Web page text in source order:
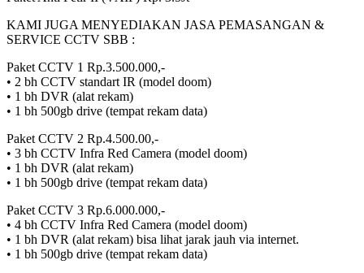
KAMI JUGA MENYEDIAKAN JASA PEMASANGAN &
SERVICE CCTV SBB :
Paket CCTV 1 Rp.3.500.000,-
• 2 bh CCTV standart IR (model doom)
• 1 bh DVR (alat rekam)
• 1 bh 500gb drive (tempat rekam data)
Paket CCTV 2 Rp.4.500.00,-
• 3 bh CCTV Infra Red Camera (model doom)
• 1 bh DVR (alat rekam)
• 1 bh 500gb drive (tempat rekam data)
Paket CCTV 3 Rp.6.000.000,-
• 4 bh CCTV Infra Red Camera (model doom)
• 1 bh DVR (alat rekam) bisa lihat jarak jauh via internet.
• 1 bh 500gb drive (tempat rekam data)